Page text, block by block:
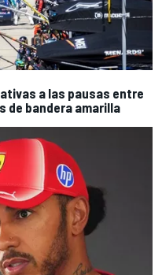
a las pausas entre
de bandera amarilla